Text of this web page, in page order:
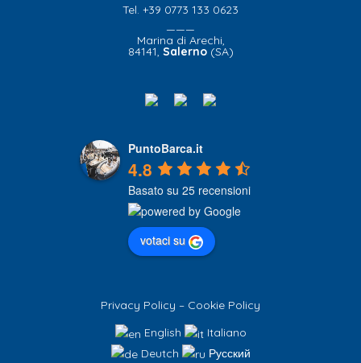
Tel. +39 0773 133 0623
———
Marina di Arechi,
84141, Salerno(SA)
PuntoBarca.it
4.8
Basato su 25 recensioni
votaci su
Privacy Policy – Cookie Policy
English
Italiano
Deutch
Русский